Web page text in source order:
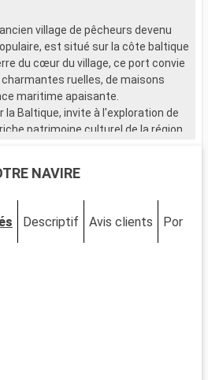
village de pêcheurs devenu
est situé sur la côte baltique
du cœur du village, ce port convie
ruelles, de maisons
maritime apaisante.
Baltique, invite à l'exploration de
patrimoine culturel de la région.
pittoresque, offre un cadre
La plage de Warnemünde,
et son phare emblématique,
Découvrez l'histoire locale au
NAVIRE
Descriptif Avis clients Ponts